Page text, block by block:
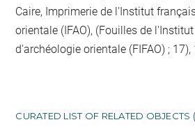
Caire, Imprimerie de l'Institut
orientale (IFAO), (Fouilles de
d'archéologie orientale (FIFAO) ;
CURATED LIST OF RELATED OBJECTS